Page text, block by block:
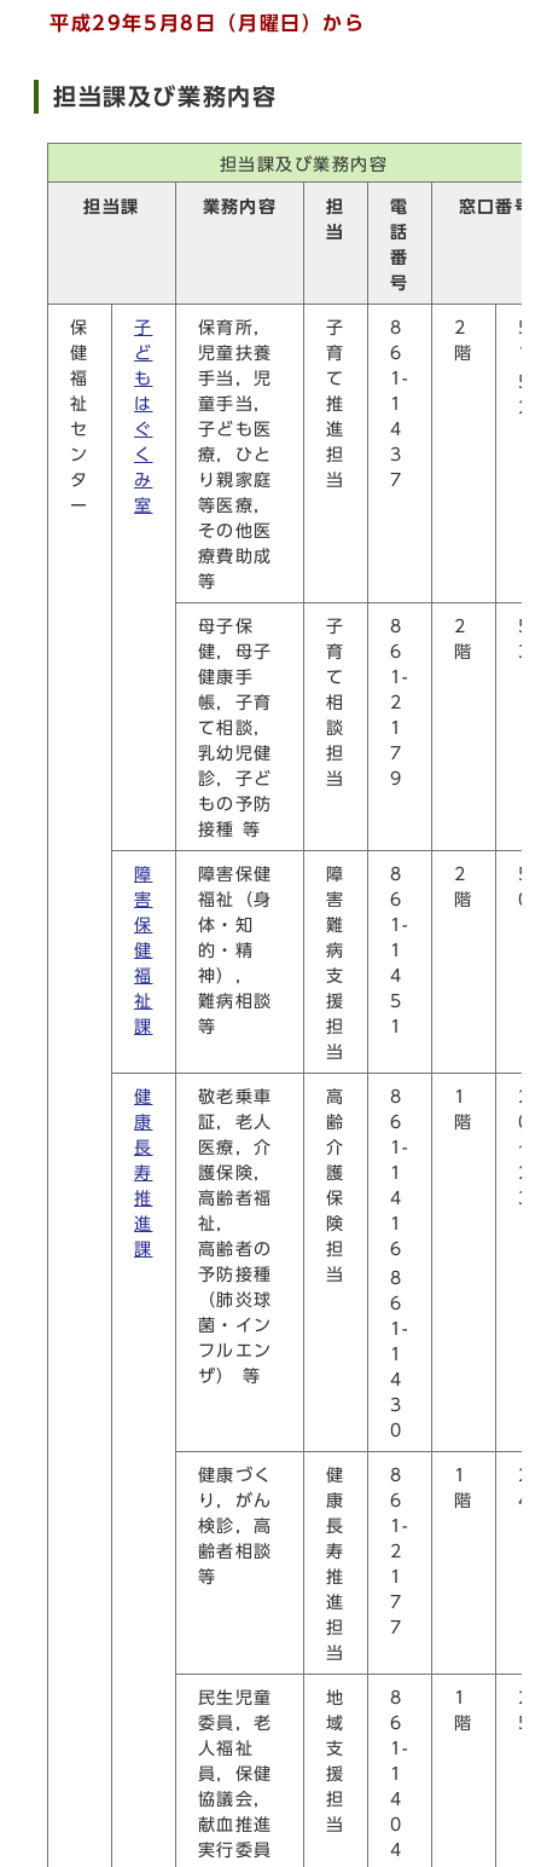
平成29年5月8日（月曜日）から
担当課及び業務内容
担当課及び業務内容
担当課 業務内容
担
当
電
話
番
号
窓口番号
保
健
福
祉
セ
ン
タ
ー
子
ど
も
は
ぐ
く
み
室
保育所，
児童扶養
手当，児
童手当，
子ども医
療，ひと
り親家庭
等医療，
その他医
療費助成
等
子
育
て
推
進
担
当
8
6
1-
1
4
3
7
2
階
5
1
5
2
母子保
健，母子
健康手
帳，子育
て相談，
乳幼児健
診，子ど
もの予防
接種 等
子
育
て
相
談
担
当
8
6
1-
2
1
7
9
2
階
5
3
障
害
保
健
福
祉
課
障害保健
福祉（身
体・知
的・精
神），
難病相談
等
障
害
難
病
支
援
担
当
8
6
1-
1
4
5
1
2
階
5
0
健
康
長
寿
推
進
課
敬老乗車
証，老人
医療，介
護保険，
高齢者福
祉，
高齢者の
予防接種
（肺炎球
菌・イン
フルエン
ザ） 等
高
齢
介
護
保
険
担
当
8
6
1-
1
4
1
6
8
6
1-
1
4
3
0
1
階
2
0
～
2
3
健康づく
り，がん
検診，高
齢者相談
等
健
康
長
寿
推
進
担
当
8
6
1-
2
1
7
7
1
階
2
4
民生児童
委員，老
人福祉
員，保健
協議会，
献血推進
実行委員
地
域
支
援
担
当
8
6
1-
1
4
0
4
1
階
2
5